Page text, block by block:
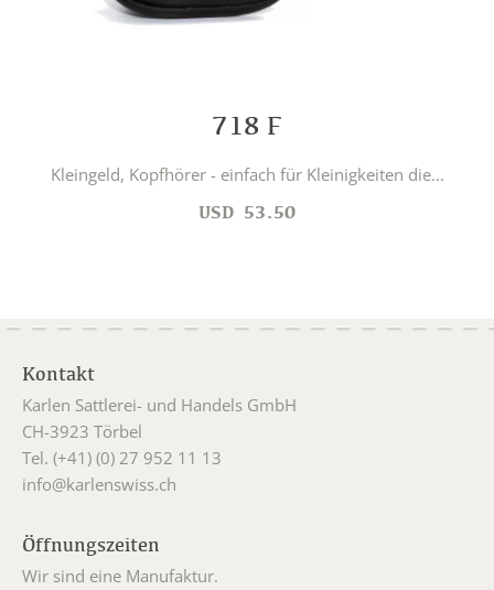
718 F
Kleingeld, Kopfhörer - einfach für Kleinigkeiten die...
USD 53.50
Kontakt
Karlen Sattlerei- und Handels GmbH
CH-3923 Törbel
Tel. (+41) (0) 27 952 11 13
info@karlenswiss.ch
Öffnungszeiten
Wir sind eine Manufaktur.